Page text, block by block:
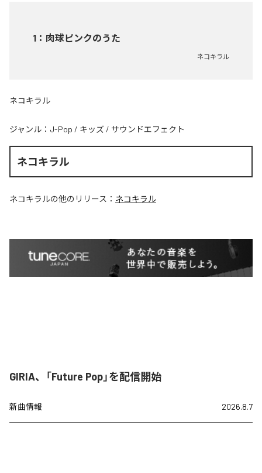
1 ： 肉球ピンクのうた
ネコキラル
ネコキラル
ジャンル： J-Pop / キッズ / サウンドエフェクト
ネコキラル
ネコキラルの他のリリース： ネコキラル
GIRIA、「Future Pop」を配信開始
新曲情報 2026.8.7